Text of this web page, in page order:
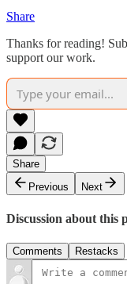
Share
Thanks for reading!
support our work.
Share
Previous
Next
Discussion about this
Comments Restacks